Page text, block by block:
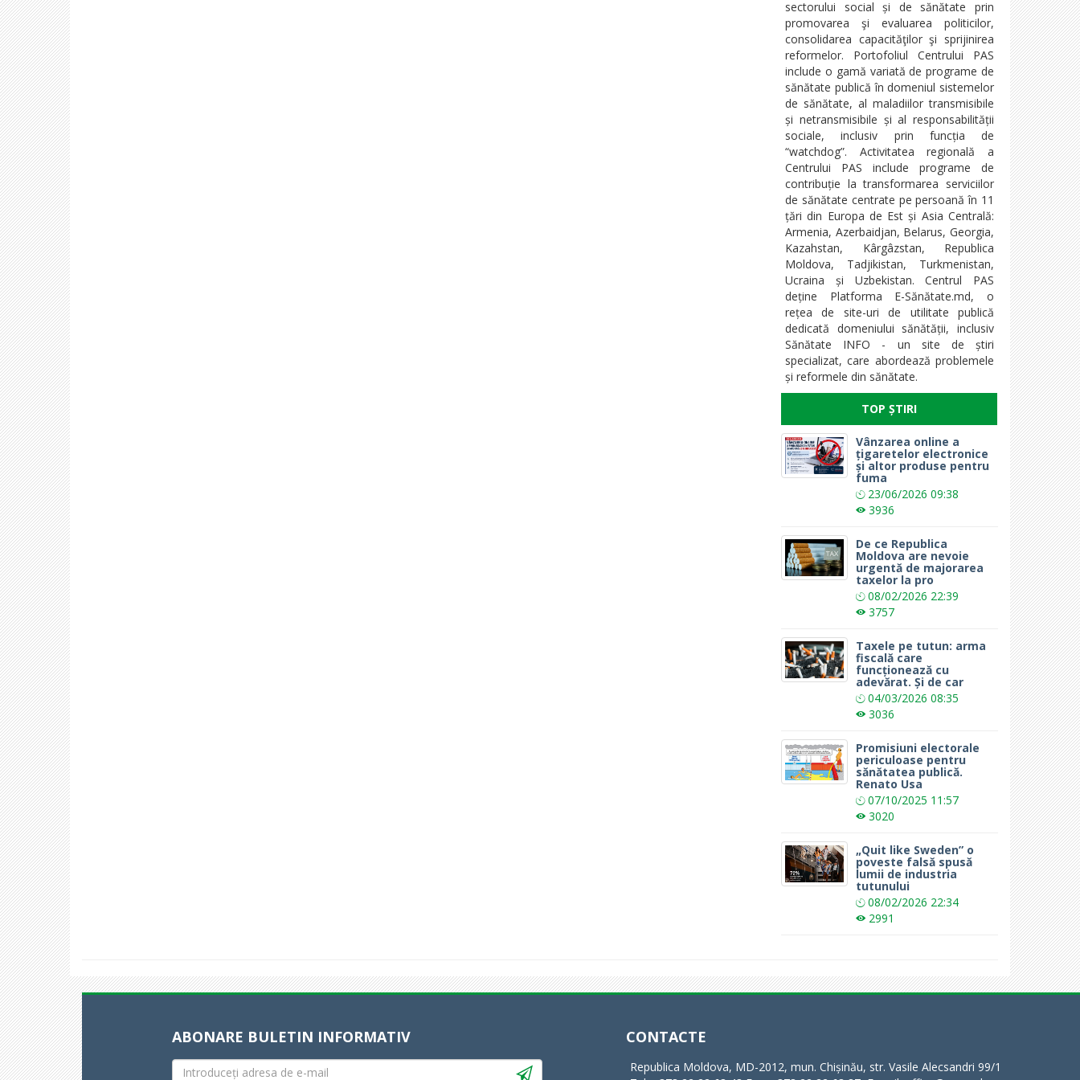
sectorului social și de sănătate prin
promovarea şi evaluarea politicilor,
consolidarea capacităţilor şi sprijinirea
reformelor. Portofoliul Centrului PAS
include o gamă variată de programe de
sănătate publică în domeniul sistemelor
de sănătate, al maladiilor transmisibile
și netransmisibile și al responsabilității
sociale, inclusiv prin funcția de
“watchdog”. Activitatea regională a
Centrului PAS include programe de
contribuție la transformarea serviciilor
de sănătate centrate pe persoană în 11
țări din Europa de Est și Asia Centrală:
Armenia, Azerbaidjan, Belarus, Georgia,
Kazahstan, Kârgâzstan, Republica
Moldova, Tadjikistan, Turkmenistan,
Ucraina și Uzbekistan. Centrul PAS
deține Platforma E-Sănătate.md, o
rețea de site-uri de utilitate publică
dedicată domeniului sănătății, inclusiv
Sănătate INFO - un site de știri
specializat, care abordează problemele
și reformele din sănătate.
TOP ȘTIRI
Vânzarea online a
țigaretelor electronice
și altor produse pentru
fuma
23/06/2026 09:38
3936
De ce Republica
Moldova are nevoie
urgentă de majorarea
taxelor la pro
08/02/2026 22:39
3757
Taxele pe tutun: arma
fiscală care
funcționează cu
adevărat. Și de car
04/03/2026 08:35
3036
Promisiuni electorale
periculoase pentru
sănătatea publică.
Renato Usa
07/10/2025 11:57
3020
„Quit like Sweden” o
poveste falsă spusă
lumii de industria
tutunului
08/02/2026 22:34
2991
ABONARE BULETIN INFORMATIV CONTACTE
Republica Moldova, MD-2012, mun. Chișinău, str. Vasile Alecsandri 99/1